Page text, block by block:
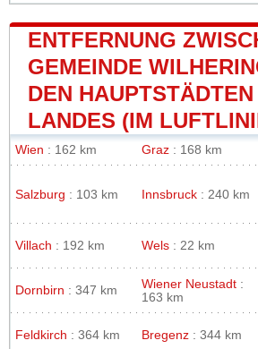
ENTFERNUNG
GEMEINDE
DEN HAUPTSTÄDTEN
LANDES (IM
Wien : 162 km Graz : 168 km
Salzburg : 103 km Innsbruck : 240 km
Villach : 192 km Wels : 22 km
Dornbirn : 347 km Wiener Neustadt :
163 km
Feldkirch : 364 km Bregenz : 344 km